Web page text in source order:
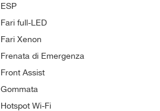
ESP
Fari full-LED
Fari Xenon
Frenata di Emergenza
Front Assist
Gommata
Hotspot Wi-Fi